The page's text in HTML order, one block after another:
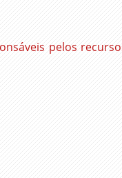
pelos